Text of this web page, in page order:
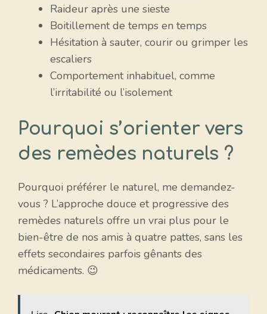
Raideur après une sieste
Boitillement de temps en temps
Hésitation à sauter, courir ou grimper les
escaliers
Comportement inhabituel, comme
l’irritabilité ou l’isolement
Pourquoi s’orienter vers
des remèdes naturels ?
Pourquoi préférer le naturel, me demandez-
vous ? L’approche douce et progressive des
remèdes naturels offre un vrai plus pour le
bien-être de nos amis à quatre pattes, sans les
effets secondaires parfois gênants des
médicaments. 😉